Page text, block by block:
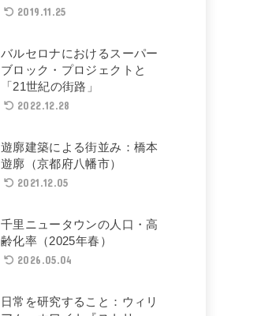
2019.11.25
バルセロナにおけるスーパー
ブロック・プロジェクトと
「21世紀の街路」
2022.12.28
遊廓建築による街並み：橋本
遊廓（京都府八幡市）
2021.12.05
千里ニュータウンの人口・高
齢化率（2025年春）
2026.05.04
日常を研究すること：ウィリ